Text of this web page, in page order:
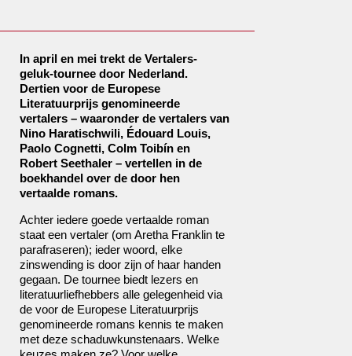
In april en mei trekt de Vertalers-
geluk-tournee door Nederland.
Dertien voor de Europese
Literatuurprijs genomineerde
vertalers – waaronder de vertalers van
Nino Haratischwili, Édouard Louis,
Paolo Cognetti, Colm Toibín en
Robert Seethaler – vertellen in de
boekhandel over de door hen
vertaalde romans.
Achter iedere goede vertaalde roman
staat een vertaler (om Aretha Franklin te
parafraseren); ieder woord, elke
zinswending is door zijn of haar handen
gegaan. De tournee biedt lezers en
literatuurliefhebbers alle gelegenheid via
de voor de Europese Literatuurprijs
genomineerde romans kennis te maken
met deze schaduwkunstenaars. Welke